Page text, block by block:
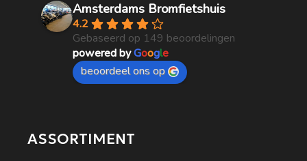
Amsterdams Bromfietshuis
4.2
Gebaseerd op 149 beoordelingen
powered byGoogle
beoordeel ons op
ASSORTIMENT